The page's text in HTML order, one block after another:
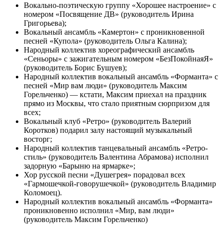
Вокально-поэтическую группу «Хорошее настроение» с
номером «Посвящение ДВ» (руководитель Ирина
Григорьева);
Вокальный ансамбль «Камертон» с проникновенной
песней «Купола» (руководитель Ольга Калина);
Народный коллектив хореографический ансамбль
«Сеньоры» с зажигательным номером «БезПокойнаяЯ»
(руководитель Борис Бушуев);
Народный коллектив вокальный ансамбль «Форманта» с
песней «Мир вам люди» (руководитель Максим
Горельченко) — кстати, Максим приехал на праздник
прямо из Москвы, что стало приятным сюрпризом для
всех;
Вокальный клуб «Ретро» (руководитель Валерий
Коротков) подарил залу настоящий музыкальный
восторг;
Народный коллектив танцевальный ансамбль «Ретро-
стиль» (руководитель Валентина Абрамова) исполнил
задорную «Барыню на ярмарке»;
Хор русской песни «Душегрея» порадовал всех
«Гармошечкой-говорушечкой» (руководитель Владимир
Коломоец).
Народный коллектив вокальный ансамбль «Форманта»
проникновенно исполнил «Мир, вам люди»
(руководитель Максим Горельченко)